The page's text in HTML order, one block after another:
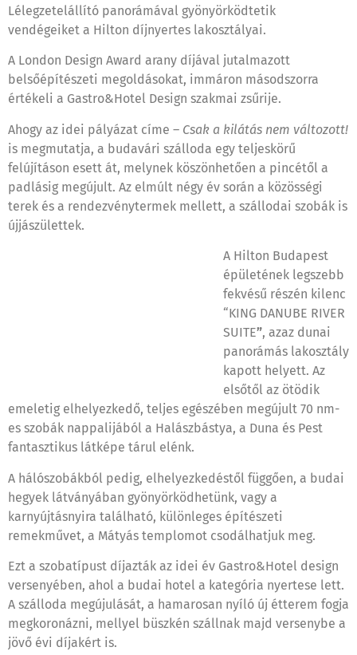
Lélegzetelállító panorámával gyönyörködtetik
vendégeiket a Hilton díjnyertes lakosztályai.
A London Design Award arany díjával jutalmazott
belsőépítészeti megoldásokat, immáron másodszorra
értékeli a Gastro&Hotel Design szakmai zsűrije.
Ahogy az idei pályázat címe – Csak a kilátás nem változott!
is megmutatja, a budavári szálloda egy teljeskörű
felújításon esett át, melynek köszönhetően a pincétől a
padlásig megújult. Az elmúlt négy év során a közösségi
terek és a rendezvénytermek mellett, a szállodai szobák is
újjászülettek.
A Hilton Budapest
épületének legszebb
fekvésű részén kilenc
“KING DANUBE RIVER
SUITE”, azaz dunai
panorámás lakosztály
kapott helyett. Az
elsőtől az ötödik
emeletig elhelyezkedő, teljes egészében megújult 70 nm-
es szobák nappalijából a Halászbástya, a Duna és Pest
fantasztikus látképe tárul elénk.
A hálószobákból pedig, elhelyezkedéstől függően, a budai
hegyek látványában gyönyörködhetünk, vagy a
karnyújtásnyira található, különleges építészeti
remekművet, a Mátyás templomot csodálhatjuk meg.
Ezt a szobatípust díjazták az idei év Gastro&Hotel design
versenyében, ahol a budai hotel a kategória nyertese lett.
A szálloda megújulását, a hamarosan nyíló új étterem fogja
megkoronázni, mellyel büszkén szállnak majd versenybe a
jövő évi díjakért is.